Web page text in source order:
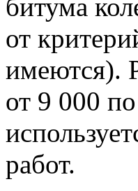
битума
от
имеются).
от 9 000
работ.